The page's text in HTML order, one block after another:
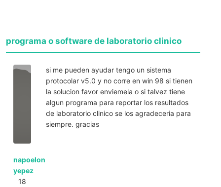
programa o software de laboratorio clinico
napoelon
yepez
18
si me pueden ayudar tengo un sistema
protocolar v5.0 y no corre en win 98 si tienen
la solucion favor enviemela o si talvez tiene
algun programa para reportar los resultados
de laboratorio clinico se los agradeceria para
siempre. gracias